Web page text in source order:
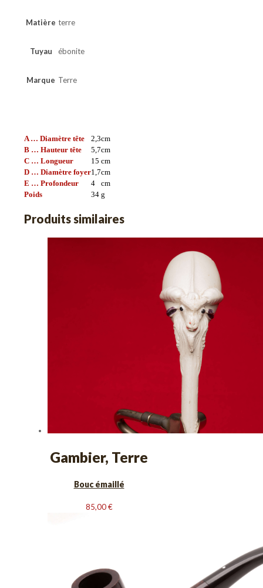
Matière terre
Tuyau ébonite
Marque Terre
A … Diamètre tête 2,3cm
B … Hauteur tête
5,7cm
C … Longueur
15 cm
D … Diamètre foyer1,7cm
E … Profondeur
4
cm
Poids
34 g
Produits similaires
Gambier, Terre
Bouc émaillé
85,00€